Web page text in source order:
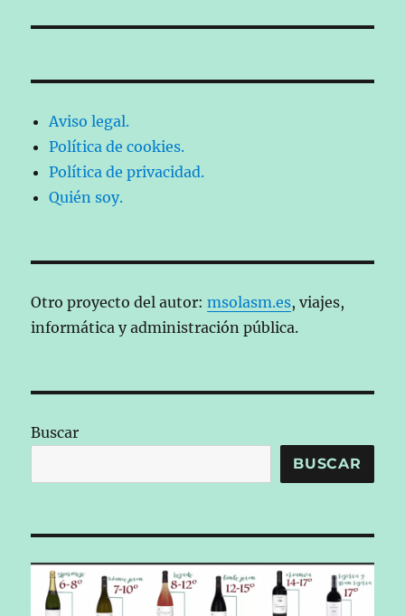
Aviso legal.
Política de cookies.
Política de privacidad.
Quién soy.
Otro proyecto del autor:msolasm.es, viajes,
informática y administración pública.
Buscar
BUSCAR